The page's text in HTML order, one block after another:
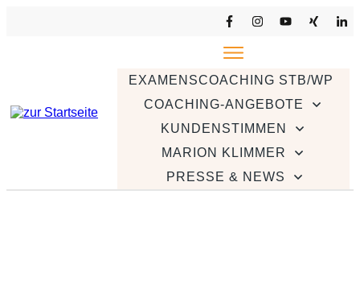
EXAMENSCOACHING STB/WP
COACHING-ANGEBOTE
KUNDENSTIMMEN
MARION KLIMMER
PRESSE & NEWS